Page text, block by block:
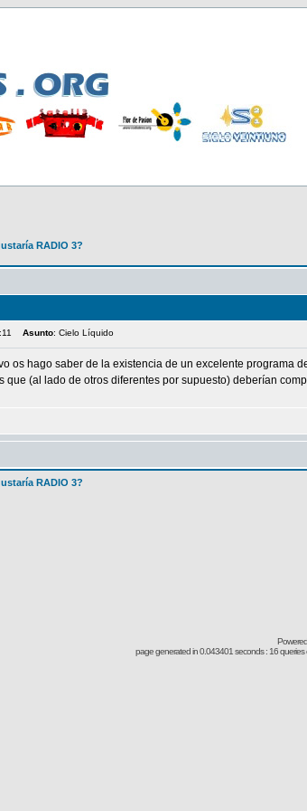
RADIO 3?
Asunto: Cielo Líquido
os hago saber de la existencia de un excelente
que (al lado de otros diferentes por supuesto) deberían
RADIO 3?
page generated in 0.043401 seconds : 16